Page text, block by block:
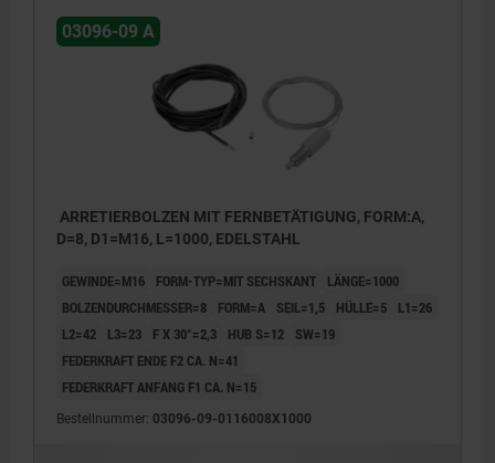
03096-09 A
ARRETIERBOLZEN MIT FERNBETÄTIGUNG, FORM:A,
D=8, D1=M16, L=1000, EDELSTAHL
GEWINDE=M16 FORM-TYP=MIT SECHSKANT
LÄNGE=1000
BOLZENDURCHMESSER=8
FORM=A SEIL=1,5 HÜLLE=5
L1=26
L2=42
L3=23 F X 30°=2,3 HUB S=12
SW=19
FEDERKRAFT ENDE F2 CA. N=41
FEDERKRAFT ANFANG F1 CA. N=15
Bestellnummer: 03096-09-0116008X1000